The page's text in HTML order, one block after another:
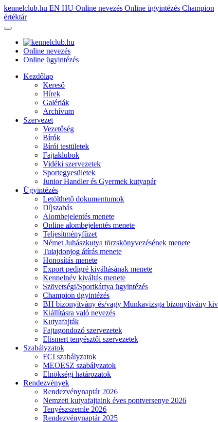
kennelclub.hu EN HU Online nevezés Online ügyintézés Champion
értéktár
Online nevezés
Online ügyintézés
Kezdőlap
Kereső
Hírek
Galériák
Archívum
Szervezet
Vezetőség
Bírók
Bírói testületek
Fajtaklubok
Vidéki szervezetek
Sportegyesületek
Junior Handler és Gyermek kutyapár
Ügyintézés
Letölthető dokumentumok
Díjszabás
Alombejelentés menete
Online alombejelentés menete
Teljesítményfűzet
Német Juhászkutya törzskönyvezésének menete
Tulajdonjog átírás menete
Honosítás menete
Export pedigré kiváltásának menete
Kennelnév kiváltás menete
Szövetségi/Sportkártya ügyintézés
Champion ügyintézés
BH bizonyítvány és/vagy Munkavizsga bizonyítvány
Kiállításra való nevezés
Kutyafajták
Fajtagondozó szervezetek
Elismert tenyésztői szervezetek
Szabályzatok
FCI szabályzatok
MEOESZ szabályzatok
Elnökségi határozatok
Rendezvények
Rendezvénynaptár 2026
Nemzeti kutyafajtaink éves pontversenye 2026
Tenyészszemle 2026
Rendezvénynaptár 2025